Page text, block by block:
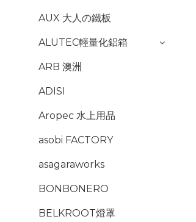
AUX 大人の鐵板
ALUTEC輕量化鋁箱
ARB 澳洲
ADISI
Aropec 水上用品
asobi FACTORY
asagaraworks
BONBONERO
BELKROOT燈罩